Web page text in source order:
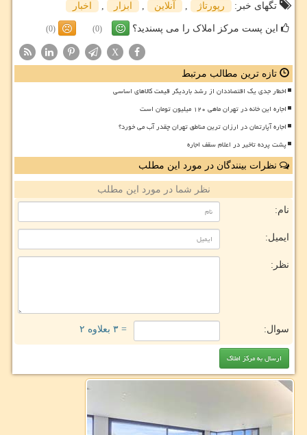
تگهای خبر:
رپورتاژ , آنلاین , ابزار , اخبار
این پست مرکز املاک را می پسندید؟ (0)
(0)
X
تازه ترین مطالب مرتبط
اخطار جدی یک اقتصاددان از رشد باردیگر قیمت کالاهای اساسی
اجاره این خانه در تهران ماهی ۱۲۰ میلیون تومان است
اجاره آپارتمان در ارزان ترین مناطق تهران چقدر آب می خورد؟
پشت پرده تاخیر در اعلام سقف اجاره
نظرات بینندگان در مورد این مطلب
نظر شما در مورد این مطلب
نام:
ایمیل:
نظر:
سوال: = ۳ بعلاوه ۲